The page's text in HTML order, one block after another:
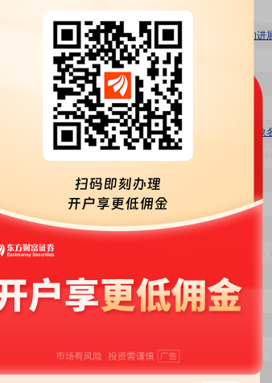
司关于控股股东的一致行动人解除股份质押的公告
司关于股份性质变更暨2022年限制性股票激励计划授予的进
司关于向激励对象授予2022年限制性股票的公告
司2022年限制性股票激励计划激励对象名单(截止授予日)
司关于2022年员工持股计划完成股票非交易过户的公告
司2022年限制性股票激励计划激励对象名单
司关于修订2022年员工持股计划(草案)及其摘要的公告
制性股票激励计划(草案)摘要
司2022年员工持股计划(草案)(修订稿)
性股票激励计划(草案)
司2022年员工持股计划(草案)摘要(修订稿)
司关于控股股东的一致行动人股份质押的公告
司2022年员工持股计划
司2022年员工持股计划摘要
工持股3号单一资产管理计划资产管理合同